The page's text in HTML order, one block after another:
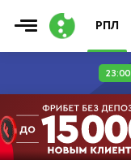
РПЛ
23:00